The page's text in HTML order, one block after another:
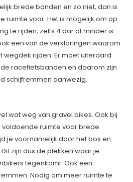
brede banden en zo niet, dan is
ruimte voor. Het is mogelijk om op
te rijden, zelfs 4 bar of minder is
een van de verklaringen waarom
wegdek rijden. Er moet uiteraard
racefietsbanden en daarom zijn
schijfremmen aanwezig.
wat weg van gravel bikes. Ook bij
voldoende ruimte voor brede
je voornamelijk door het bos en
zijn dus de plekken waar je
tegenkomt. Ook een
Nodig om meer ruimte te